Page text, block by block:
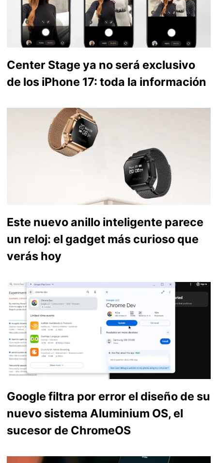
Center Stage ya no será exclusivo
de los iPhone 17: toda la información
Este nuevo anillo inteligente parece
un reloj: el gadget más curioso que
verás hoy
Google filtra por error el diseño de su
nuevo sistema Aluminium OS, el
sucesor de ChromeOS